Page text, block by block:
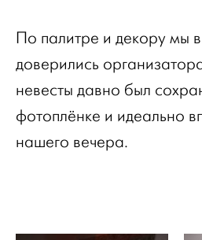
По палитре и декору мы
доверились
невесты давно был
фотоплёнке и идеально
нашего вечера.